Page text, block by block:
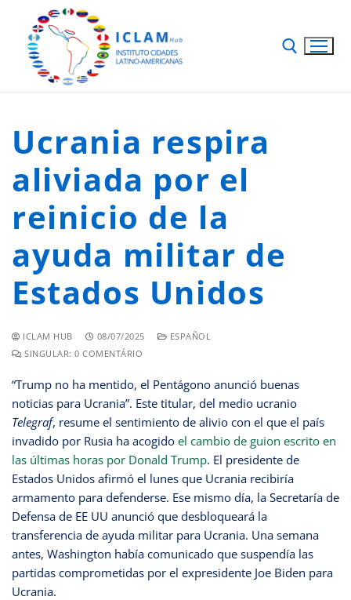
Ucrania respira
aliviada por el
reinicio de la
ayuda militar de
Estados Unidos
ICLAM HUB 08/07/2025
ESPAÑOL
SINGULAR: 0 COMENTÁRIO
“Trump no ha mentido, el Pentágono anunció buenas
noticias para Ucrania”. Este titular, del medio ucranio
Telegraf, resume el sentimiento de alivio con el que el país
invadido por Rusia ha acogido el cambio de guion escrito en
las últimas horas por Donald Trump. El presidente de
Estados Unidos afirmó el lunes que Ucrania recibiría
armamento para defenderse. Ese mismo día, la Secretaría de
Defensa de EE UU anunció que desbloqueará la
transferencia de ayuda militar para Ucrania. Una semana
antes, Washington había comunicado que suspendía las
partidas comprometidas por el expresidente Joe Biden para
Ucrania.